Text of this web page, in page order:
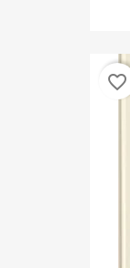
favorite_border